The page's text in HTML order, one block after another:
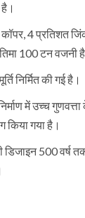
है।
4 प्रतिशत
100 टन वजनी
निर्मित की गई है।
में उच्च
गया है।
500 वर्ष